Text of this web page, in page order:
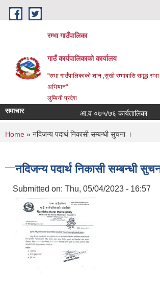
Skip to main content
रम्भा गाउँपालिका
गाउँ कार्यपालिकाको कार्यालय
"रम्भा गाउँपालिकाको शान ,सुखी रम्भाबासि समृद्ध रम्भा
अभियान"
लुम्बिनी प्रदेश
समाचार आ.व ०७५/७६ कार्यतालिका
You are here
Home » नदिजन्य पदार्थ निकासी सम्बन्धी सुचना ।
नदिजन्य पदार्थ निकासी सम्बन्धी
Submitted on: Thu, 05/04/2023 - 16:57